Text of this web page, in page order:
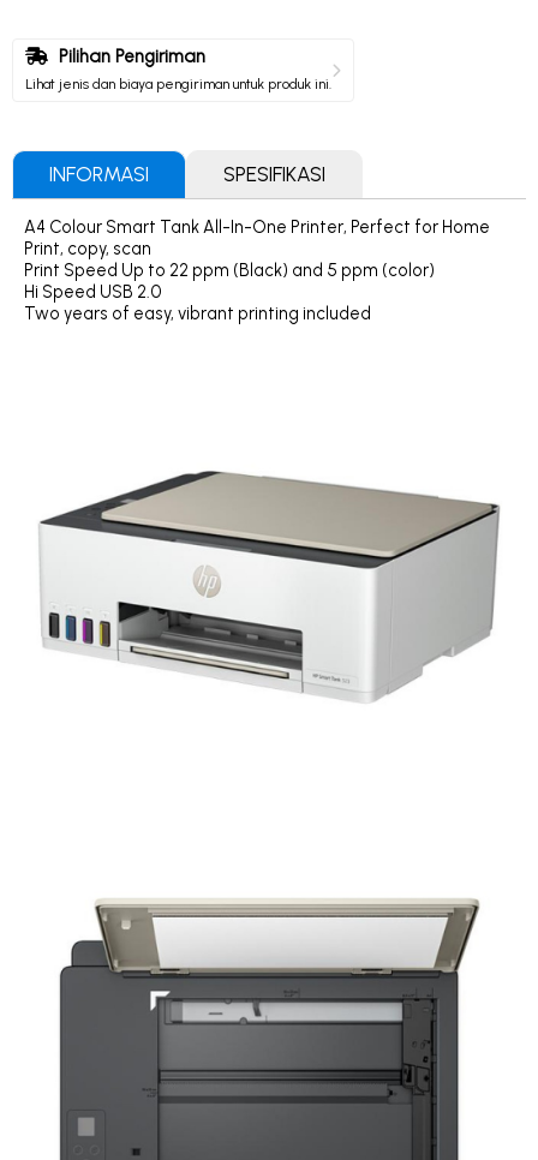
Pilihan Pengiriman
Lihat jenis dan biaya pengiriman untuk produk ini.
INFORMASI SPESIFIKASI
A4 Colour Smart Tank All-In-One Printer, Perfect for Home
Print, copy, scan
Print Speed Up to 22 ppm (Black) and 5 ppm (color)
Hi Speed USB 2.0
Two years of easy, vibrant printing included